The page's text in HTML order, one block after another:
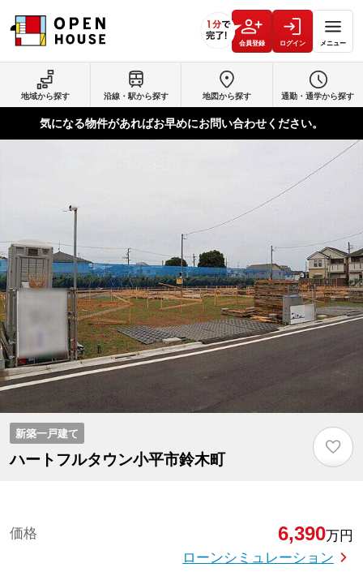
会員登録 ログイン メニュー
地域から探す 沿線・駅から探す 地図から探す 通勤・通学から探す
気になる物件があればお早めにお問い合わせください。
新築一戸建て
ハートフルタウン小平市鈴木町
♡
価格 6,390万円
ローンシミュレーション